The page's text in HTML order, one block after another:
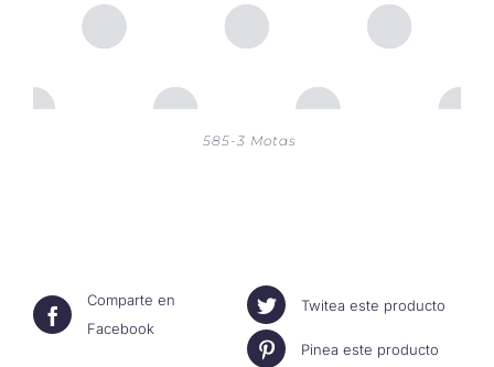
585-3 Motas
Comparte en
Facebook
Twitea este producto
Pinea este producto